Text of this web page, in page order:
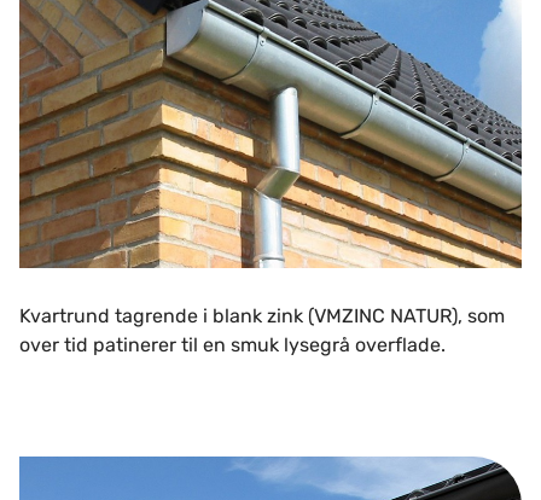
Kvartrund tagrende i blank zink (VMZINC NATUR), som
over tid patinerer til en smuk lysegrå overflade.